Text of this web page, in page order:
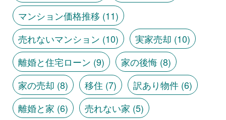
マンション価格推移 (11)
売れないマンション (10) 実家売却 (10)
離婚と住宅ローン (9) 家の後悔(8)
家の売却 (8) 移住 (7) 訳あり物件(6)
離婚と家 (6) 売れない家 (5)